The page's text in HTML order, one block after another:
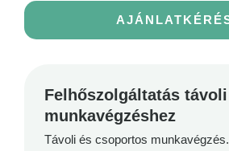
Felhőszolgáltatás távoli
munkavégzéshez
Távoli és csoportos munkavégzés.